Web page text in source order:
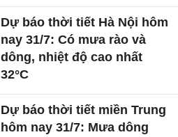
Dự báo thời tiết Hà Nội hôm
nay 31/7: Có mưa rào và
dông, nhiệt độ cao nhất
32°C
Dự báo thời tiết miền Trung
hôm nay 31/7: Mưa dông